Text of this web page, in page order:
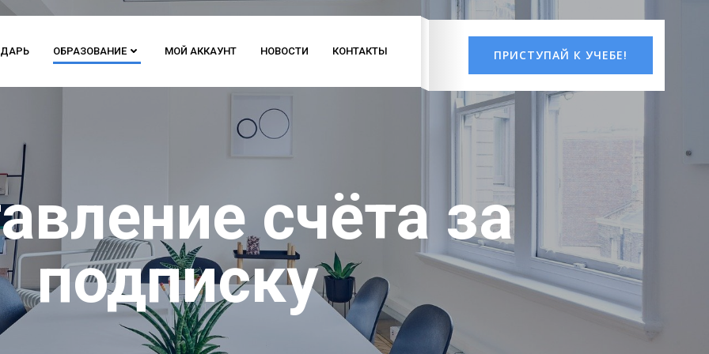
ОБРАЗОВАНИЕ МОЙ АККАУНТ НОВОСТИ КОНТАКТЫ ПРИСТУПАЙ К УЧЕБЕ!
счёта за
подписку